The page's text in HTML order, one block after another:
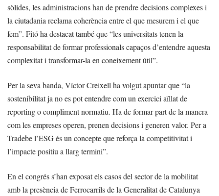
sòlides, les administracions han de prendre decisions complexes i
la ciutadania reclama coherència entre el que mesurem i el que
fem”. Fitó ha destacat també que “les universitats tenen la
responsabilitat de formar professionals capaços d’entendre aquesta
complexitat i transformar-la en coneixement útil”.
Per la seva banda, Víctor Creixell ha volgut apuntar que “la
sostenibilitat ja no es pot entendre com un exercici aïllat de
reporting o compliment normatiu. Ha de formar part de la manera
com les empreses operen, prenen decisions i generen valor. Per a
Tradebe l’ESG és un concepte que reforça la competitivitat i
l’impacte positiu a llarg termini”.
En el congrés s’han exposat els casos del sector de la mobilitat
amb la presència de Ferrocarrils de la Generalitat de Catalunya